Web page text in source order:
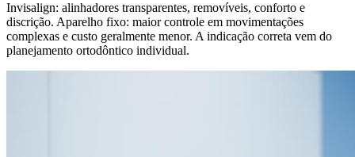
Invisalign: alinhadores transparentes, removíveis, conforto e
discrição. Aparelho fixo: maior controle em movimentações
complexas e custo geralmente menor. A indicação correta vem do
planejamento ortodôntico individual.